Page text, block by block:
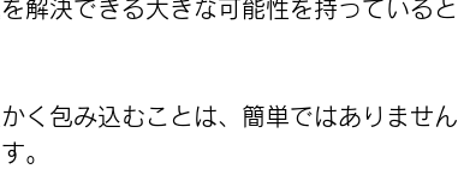
解決できる大きな可能性を持っていると
く包み込むことは、簡単ではありません
。